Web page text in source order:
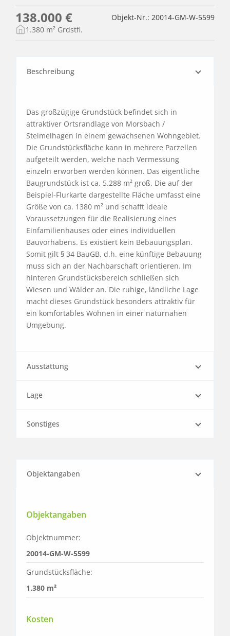
138.000 €
Objekt-Nr.: 20014-GM-W-5599
1.380 m² Grdstfl.
Beschreibung
Das großzügige Grundstück befindet sich in
attraktiver Ortsrandlage von Morsbach /
Steimelhagen in einem gewachsenen Wohngebiet.
Die Grundstücksfläche kann in mehrere Parzellen
aufgeteilt werden, welche nach Vermessung
einzeln erworben werden können. Das eigentliche
Baugrundstück ist ca. 5.288 m² groß. Die auf der
Beispiel-Flurkarte dargestellte Fläche umfasst eine
Größe von ca. 1380 m² und schafft ideale
Voraussetzungen für die Realisierung eines
Einfamilienhauses oder eines individuellen
Bauvorhabens. Es existiert kein Bebauungsplan.
Somit gilt § 34 BauGB, d.h. eine künftige Bebauung
muss sich an der Nachbarschaft orientieren. Im
hinteren Grundstücksbereich schließen sich
Wiesen und Wälder an. Die ruhige, ländliche Lage
macht dieses Grundstück besonders attraktiv für
ein komfortables Wohnen in einer naturnahen
Umgebung.
Ausstattung
Lage
Sonstiges
Objektangaben
Objektangaben
Objektnummer:
20014-GM-W-5599
Grundstücksfläche:
1.380 m²
Kosten